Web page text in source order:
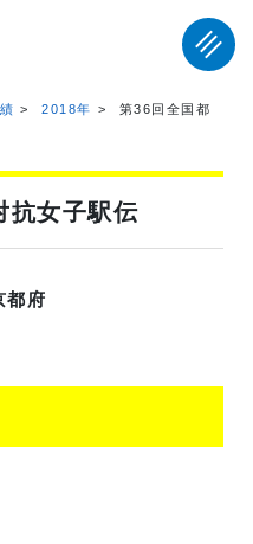
2018年
第36回全国都
抗女子駅伝
都府